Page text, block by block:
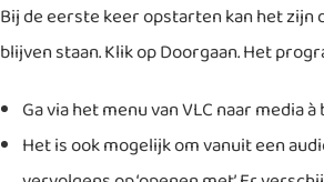
Bij de eerste keer opstarten kan het
blijven staan. Klik op Doorgaan. Het
Ga via het menu van VLC naar media
Het is ook mogelijk om vanuit een